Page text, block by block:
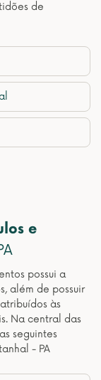
de
e
possui a
além de possuir
às
Na central das
seguintes
- PA